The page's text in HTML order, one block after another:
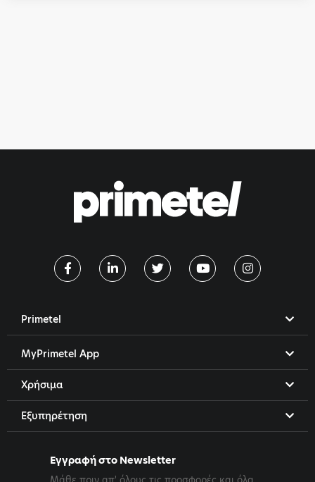
Primetel
MyPrimetel App
Χρήσιμα
Εξυπηρέτηση
Εγγραφή στο Newsletter